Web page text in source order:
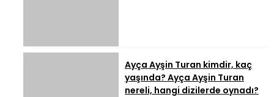
Ayça Ayşin Turan kimdir, kaç
yaşında? Ayça Ayşin Turan
nereli, hangi dizilerde oynadı?